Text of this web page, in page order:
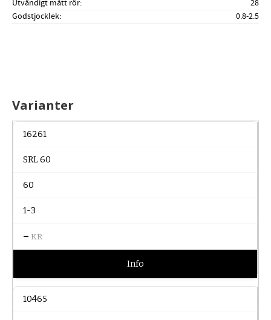
Utvändigt mått rör
28
Godstjocklek
0.8-2.5
Varianter
16261
SRL 60
60
1-3
– KR
Info
10465